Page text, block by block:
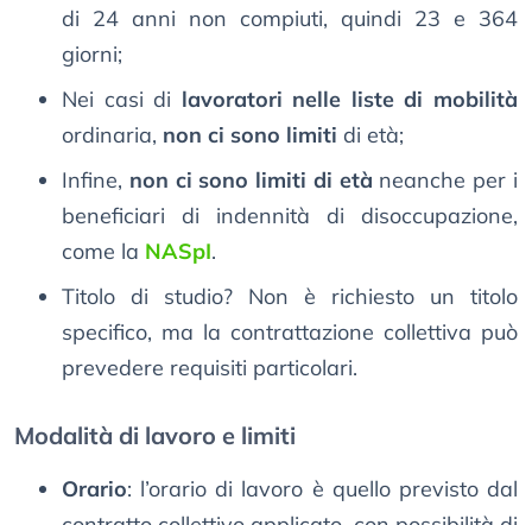
di 24 anni non compiuti, quindi 23 e 364
giorni;
Nei casi di lavoratori nelle liste di mobilità
ordinaria, non ci sono limiti di età;
Infine, non ci sono limiti di età neanche per i
beneficiari di indennità di disoccupazione,
come la NASpI.
Titolo di studio? Non è richiesto un titolo
specifico, ma la contrattazione collettiva può
prevedere requisiti particolari.
Modalità di lavoro e limiti
Orario: l’orario di lavoro è quello previsto dal